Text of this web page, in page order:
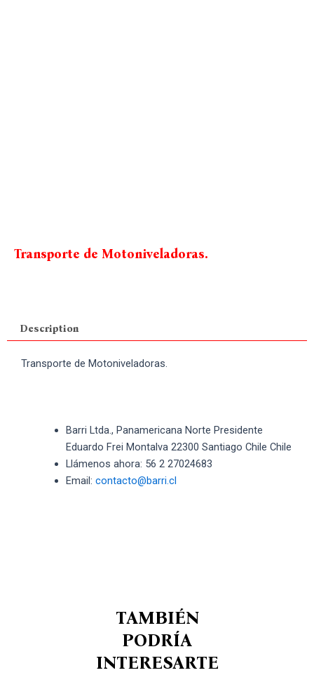
Transporte de Motoniveladoras.
Description
Transporte de Motoniveladoras.
Barri Ltda., Panamericana Norte Presidente
Eduardo Frei Montalva 22300 Santiago Chile Chile
Llámenos ahora: 56 2 27024683
Email: contacto@barri.cl
TAMBIÉN
PODRÍA
INTERESARTE